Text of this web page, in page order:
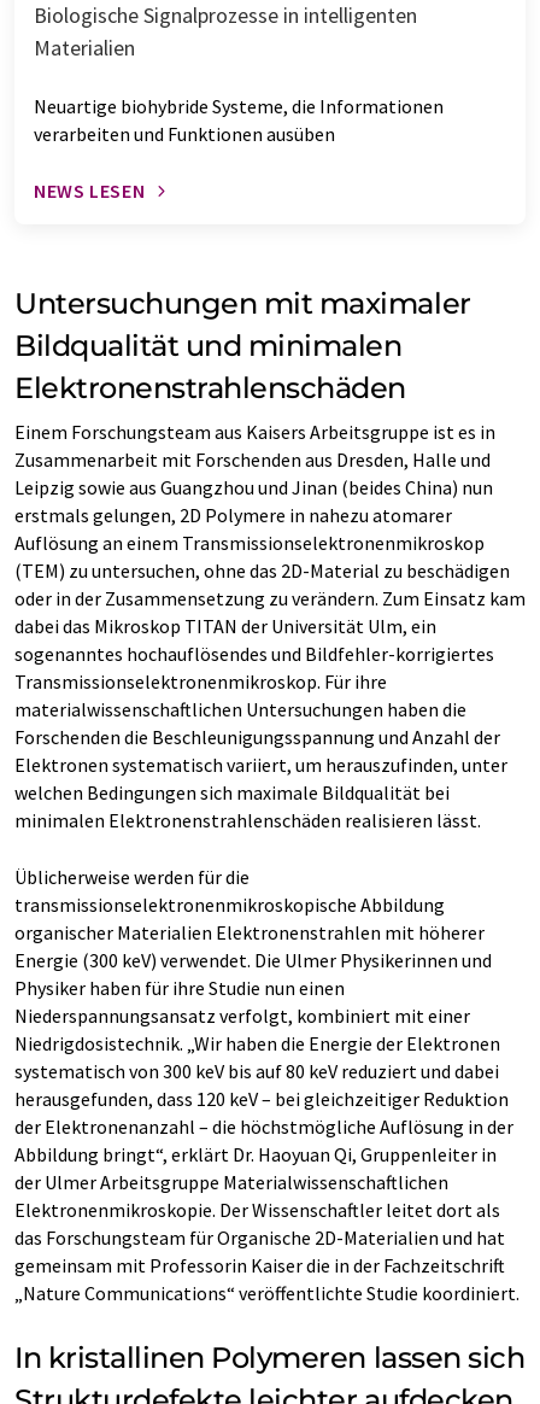
Biologische Signalprozesse in intelligenten
Materialien
Neuartige biohybride Systeme, die Informationen
verarbeiten und Funktionen ausüben
NEWS LESEN
Untersuchungen mit maximaler
Bildqualität und minimalen
Elektronenstrahlenschäden
Einem Forschungsteam aus Kaisers Arbeitsgruppe ist es in
Zusammenarbeit mit Forschenden aus Dresden, Halle und
Leipzig sowie aus Guangzhou und Jinan (beides China) nun
erstmals gelungen, 2D Polymere in nahezu atomarer
Auflösung an einem Transmissionselektronenmikroskop
(TEM) zu untersuchen, ohne das 2D-Material zu beschädigen
oder in der Zusammensetzung zu verändern. Zum Einsatz kam
dabei das Mikroskop TITAN der Universität Ulm, ein
sogenanntes hochauflösendes und Bildfehler-korrigiertes
Transmissionselektronenmikroskop. Für ihre
materialwissenschaftlichen Untersuchungen haben die
Forschenden die Beschleunigungsspannung und Anzahl der
Elektronen systematisch variiert, um herauszufinden, unter
welchen Bedingungen sich maximale Bildqualität bei
minimalen Elektronenstrahlenschäden realisieren lässt.
Üblicherweise werden für die
transmissionselektronenmikroskopische Abbildung
organischer Materialien Elektronenstrahlen mit höherer
Energie (300 keV) verwendet. Die Ulmer Physikerinnen und
Physiker haben für ihre Studie nun einen
Niederspannungsansatz verfolgt, kombiniert mit einer
Niedrigdosistechnik. „Wir haben die Energie der Elektronen
systematisch von 300 keV bis auf 80 keV reduziert und dabei
herausgefunden, dass 120 keV – bei gleichzeitiger Reduktion
der Elektronenanzahl – die höchstmögliche Auflösung in der
Abbildung bringt“, erklärt Dr. Haoyuan Qi, Gruppenleiter in
der Ulmer Arbeitsgruppe Materialwissenschaftlichen
Elektronenmikroskopie. Der Wissenschaftler leitet dort als
das Forschungsteam für Organische 2D-Materialien und hat
gemeinsam mit Professorin Kaiser die in der Fachzeitschrift
„Nature Communications“ veröffentlichte Studie koordiniert.
In kristallinen Polymeren lassen sich